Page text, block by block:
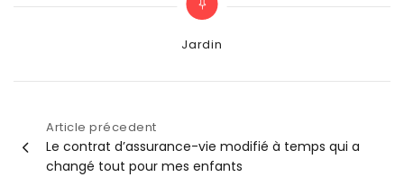
Categories
Jardin
Navigation
Article précedent
Le contrat d’assurance-vie modifié à temps qui a
changé tout pour mes enfants